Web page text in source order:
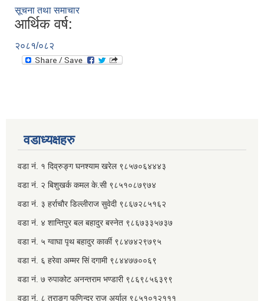
सूचना तथा समाचार
आर्थिक वर्ष:
२०८१/०८२
वडाध्यक्षहरु
वडा नं. १ दिव्रुङ्ग घनश्याम खरेल ९८५७०६४४४३
वडा नं. २ ‌‍बिशुखर्क कमल के.सी ९८५१०८७९७४
वडा नं. ३ हर्राचौर डिल्लीराज सुवेदी ९८६७२८५१६२
वडा नं. ४ शान्तिपुर बल बहादुर बस्नेत​ ९८६७३३५७३७
वडा नं. ५ ग्वाघा पृथ बहादुर कार्की ९८४७४२९७९५
वडा नं. ६ हरेवा अम्मर सिं दगामी​ ९८४४७७००६९
वडा नं. ७ ‌‍रुपाकोट अनन्तराम भण्डारी ९८६९८५६३९९
वडा नं. ८ तुराङ्ग फणिन्द्र राज अर्याल ९८५१०१२१११